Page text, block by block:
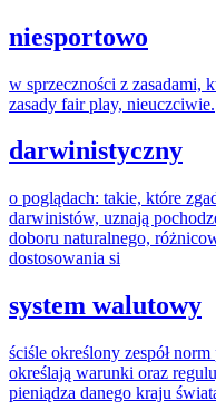
niesportowo
w sprzeczności z zasadami,
zasady fair play, nieuczciwie.
darwinistyczny
o poglądach: takie, które
darwinistów, uznają
doboru naturalnego,
dostosowania si
system walutowy
ściśle określony zespół
określają warunki oraz
pieniądza danego kraju